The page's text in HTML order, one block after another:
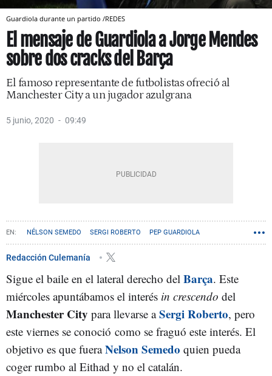
Guardiola durante un partido /REDES
El mensaje de Guardiola a Jorge Mendes
sobre dos cracks del Barça
El famoso representante de futbolistas ofreció al
Manchester City a un jugador azulgrana
5 junio, 2020 09:49
NÉLSON SEMEDO SERGI ROBERTO PEP GUARDIOLA
Redacción Culemanía
Sigue el baile en el lateral derecho del Barça. Este
miércoles apuntábamos el interés in crescendo del
Manchester City para llevarse aSergi Roberto, pero
este viernes se conoció como se fraguó este interés. El
objetivo es que fueraNelson Semedo quien pueda
coger rumbo al Eithad y no el catalán.